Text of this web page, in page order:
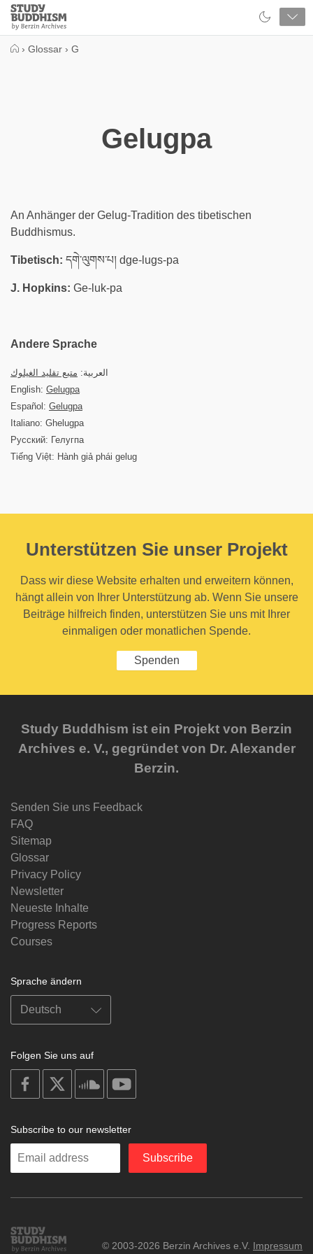
Close
Study
Buddhism
› Glossar › G
Gelugpa
An Anhänger der Gelug-Tradition des tibetischen
Buddhismus.
Tibetisch: དགེ་ལུགས་པ། dge-lugs-pa
J. Hopkins: Ge-luk-pa
Andere Sprache
العربية: متبع تقليد الغيلوك
English: Gelugpa
Español: Gelugpa
Italiano: Ghelugpa
Русский: Гелугпа
Tiếng Việt: Hành giả phái gelug
Unterstützen Sie unser Projekt
Dass wir diese Website erhalten und erweitern können,
hängt allein von Ihrer Unterstützung ab. Wenn Sie unsere
Beiträge hilfreich finden, unterstützen Sie uns mit Ihrer
einmaligen oder monatlichen Spende.
Spenden
Study Buddhism ist ein Projekt von Berzin
Archives e. V., gegründet von Dr. Alexander
Berzin.
Senden Sie uns Feedback
FAQ
Sitemap
Glossar
Privacy Policy
Newsletter
Neueste Inhalte
Progress Reports
Courses
Sprache ändern
Folgen Sie uns auf
on
facebook
soundcloud
Subscribe to our newsletter
Enter
Subscribe
Study
Buddhism
© 2003-2026 Berzin Archives e.V. Impressum